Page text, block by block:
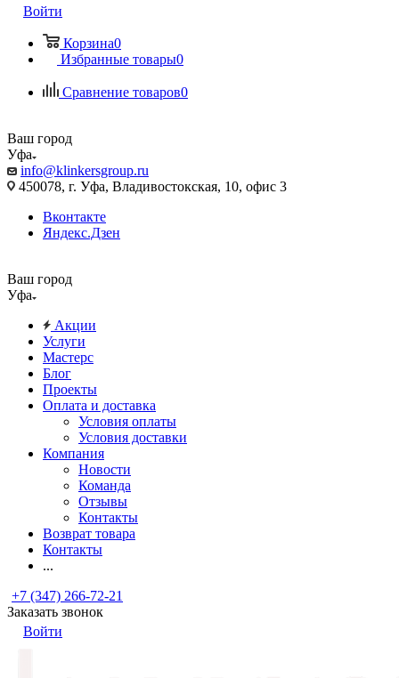
Войти
Корзина0
Избранные товары0
Сравнение товаров0
Ваш город
Уфа
info@klinkersgroup.ru
450078, г. Уфа, Владивостокская, 10, офис 3
Вконтакте
Яндекс.Дзен
Ваш город
Уфа
Акции
Услуги
Мастерс
Блог
Проекты
Оплата и доставка
Условия оплаты
Условия доставки
Компания
Новости
Команда
Отзывы
Контакты
Возврат товара
Контакты
...
+7 (347) 266-72-21
Заказать звонок
Войти